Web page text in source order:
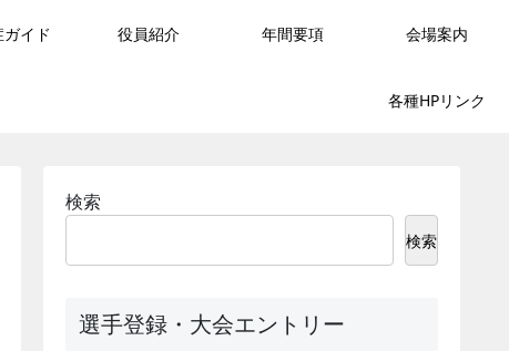
イド 役員紹介 年間要項 会場案内
各種HPリンク
検索
検索
選手登録・大会エントリー